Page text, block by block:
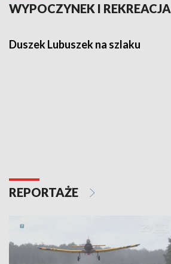
WYPOCZYNEK I REKREACJA
Duszek Lubuszek na szlaku
REPORTAŻE